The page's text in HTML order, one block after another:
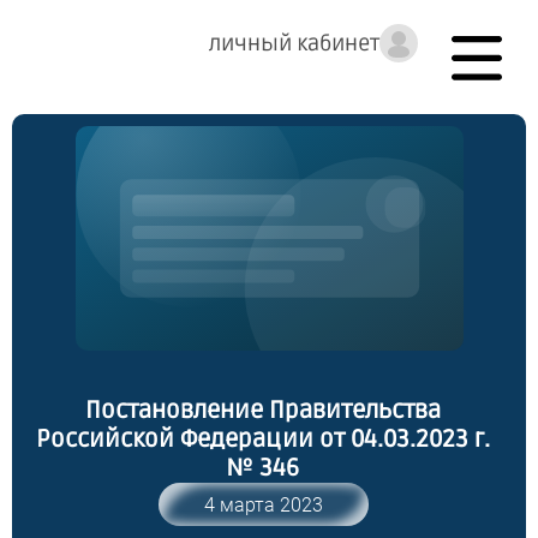
личный кабинет
Постановление Правительства
Российской Федерации от 04.03.2023 г.
№ 346
4 марта 2023